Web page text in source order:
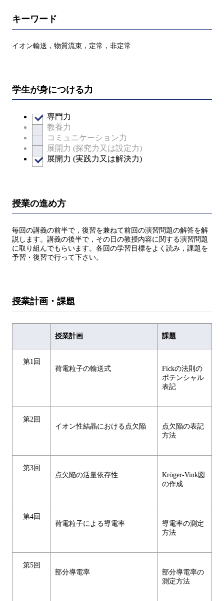
キーワード
イオン輸送，物質流束，定常，非定常
学生が身につける力
専門力
教養力
コミュニケーション力
展開力 (探究力又は設定力)
展開力 (実践力又は解決力)
授業の進め方
毎回の講義の前半で，復習を兼ねて前回の演習問題の解答を解
説します。講義の後半で，その日の教授内容に関する演習問題
に取り組んでもらいます。各回の学習目標をよく読み，課題を
予習・復習で行って下さい。
授業計画・課題
授業計画 課題
第1回
荷電粒子の輸送式
Fickの法則の
ポテンシャル
表記
第2回
イオン性結晶における点欠陥
点欠陥の表記
方法
第3回
点欠陥の活量依存性
Kröger-Vink図
の作成
第4回
荷電粒子による導電率
導電率の測定
方法
第5回
部分導電率
部分導電率の
測定方法